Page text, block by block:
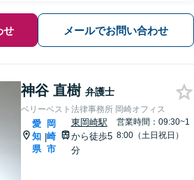
せ メールでお問い合わせ
神谷 直樹 弁護士
ベリーベスト法律事務所 岡崎オフィス
愛
知
県
|
岡
崎
市
東岡崎駅
から徒歩5
分
営業時間：09:30~1
8:00（土日祝日）